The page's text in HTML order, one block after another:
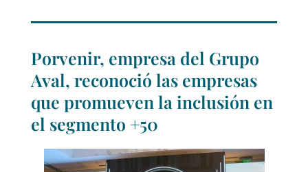
Porvenir, empresa del Grupo
Aval, reconoció las empresas
que promueven la inclusión en
el segmento +50